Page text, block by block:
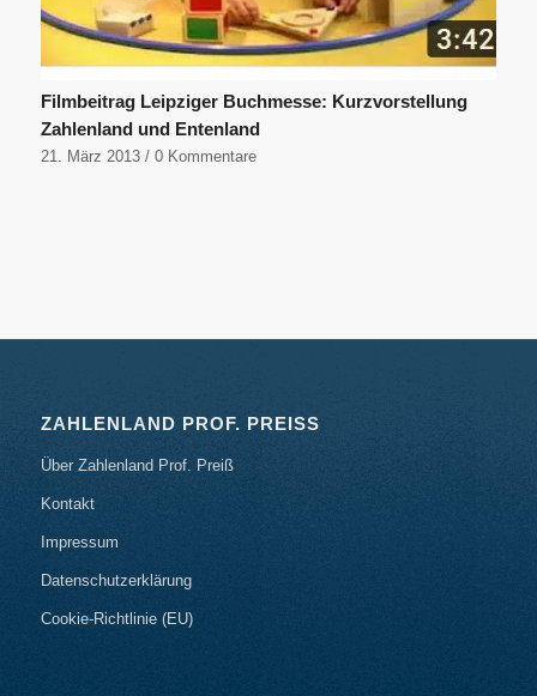
Filmbeitrag Leipziger Buchmesse: Kurzvorstellung
Zahlenland und Entenland
21. März 2013 / 0 Kommentare
ZAHLENLAND PROF. PREISS
Über Zahlenland Prof. Preiß
Kontakt
Impressum
Datenschutzerklärung
Cookie-Richtlinie (EU)